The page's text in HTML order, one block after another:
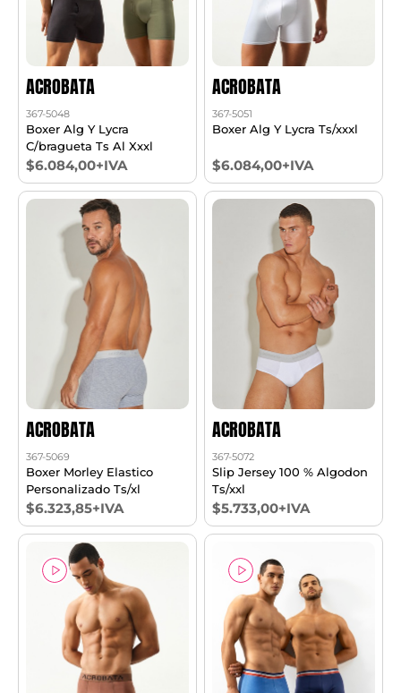
ACROBATA
367-5048
Boxer Alg Y Lycra
C/bragueta Ts Al Xxxl
$6.084,00+IVA
ACROBATA
367-5051
Boxer Alg Y Lycra Ts/xxxl
$6.084,00+IVA
ACROBATA
367-5069
Boxer Morley Elastico
Personalizado Ts/xl
$6.323,85+IVA
ACROBATA
367-5072
Slip Jersey 100 % Algodon
Ts/xxl
$5.733,00+IVA